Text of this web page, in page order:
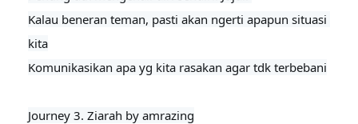
Kalau beneran teman, pasti akan ngerti apapun situasi
kita
Komunikasikan apa yg kita rasakan agar tdk terbebani
Journey 3. Ziarah by amrazing